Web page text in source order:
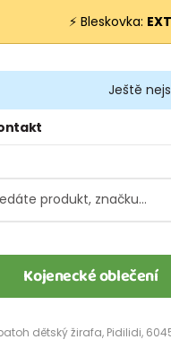
⚡ Bleskovka:
Ještě
Kojenecké oblečení
dětský žirafa, Pidilidi,